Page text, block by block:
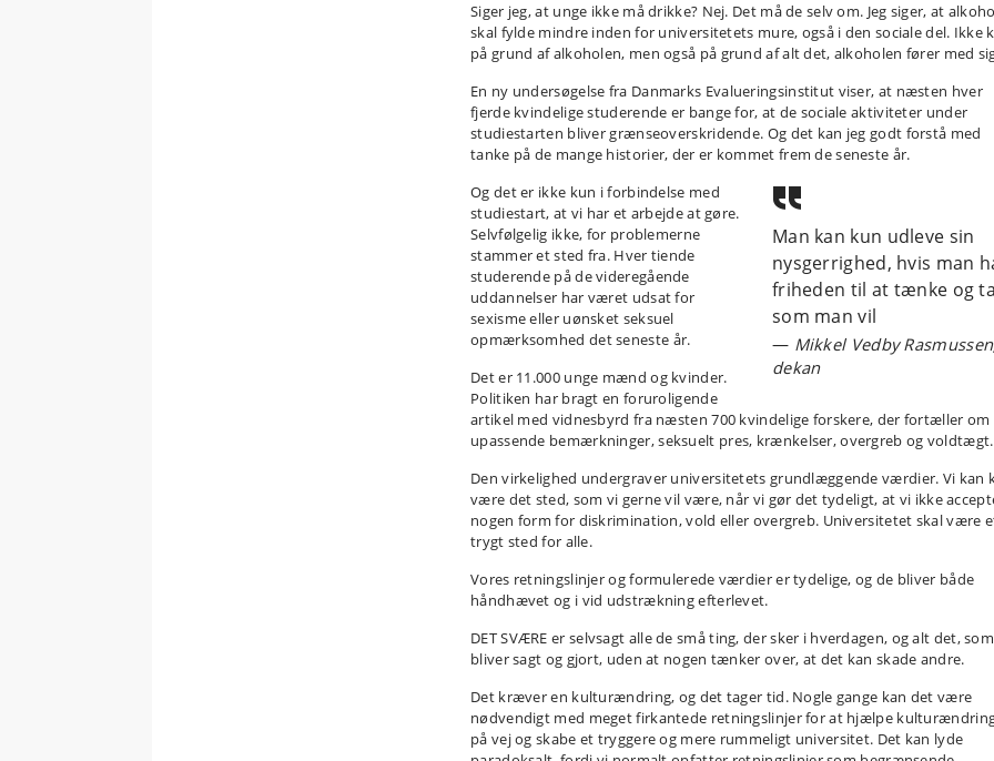
Siger jeg, at unge ikke må drikke? Nej. Det må de selv om. Jeg siger, at
skal fylde mindre inden for universitetets mure, også i den sociale del. Ikke
på grund af alkoholen, men også på grund af alt det, alkoholen fører med
En ny undersøgelse fra Danmarks Evalueringsinstitut viser, at næsten hver
fjerde kvindelige studerende er bange for, at de sociale aktiviteter under
studiestarten bliver grænseoverskridende. Og det kan jeg godt forstå med
tanke på de mange historier, der er kommet frem de seneste år.
Man kan kun udleve sin
nysgerrighed, hvis man
friheden til at tænke og
som man vil
Mikkel Vedby
dekan
Og det er ikke kun i forbindelse med
studiestart, at vi har et arbejde at gøre.
Selvfølgelig ikke, for problemerne
stammer et sted fra. Hver tiende
studerende på de videregående
uddannelser har været udsat for
sexisme eller uønsket seksuel
opmærksomhed det seneste år.
Det er 11.000 unge mænd og kvinder.
Politiken har bragt en foruroligende
artikel med vidnesbyrd fra næsten 700 kvindelige forskere, der fortæller om
upassende bemærkninger, seksuelt pres, krænkelser, overgreb og voldtægt.
Den virkelighed undergraver universitetets grundlæggende værdier. Vi kan
være det sted, som vi gerne vil være, når vi gør det tydeligt, at vi ikke
nogen form for diskrimination, vold eller overgreb. Universitetet skal være
trygt sted for alle.
Vores retningslinjer og formulerede værdier er tydelige, og de bliver både
håndhævet og i vid udstrækning efterlevet.
DET SVÆRE er selvsagt alle de små ting, der sker i hverdagen, og alt det, som
bliver sagt og gjort, uden at nogen tænker over, at det kan skade andre.
Det kræver en kulturændring, og det tager tid. Nogle gange kan det være
nødvendigt med meget firkantede retningslinjer for at hjælpe
på vej og skabe et tryggere og mere rummeligt universitet. Det kan lyde